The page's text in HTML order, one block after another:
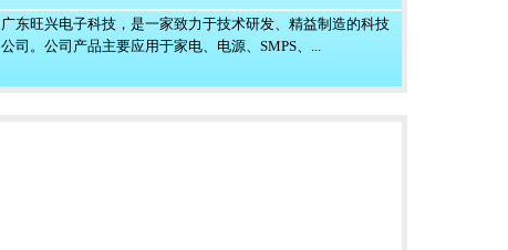
广东旺兴电子科技，是一家致力于技术研发、精益制造的科技
公司。公司产品主要应用于家电、电源、SMPS、...